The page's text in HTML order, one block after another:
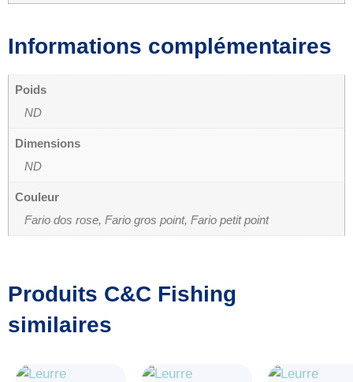
Informations complémentaires
Poids
ND
Dimensions
ND
Couleur
Fario dos rose, Fario gros point, Fario petit point
Produits C&C Fishing
similaires